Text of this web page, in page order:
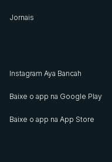
Jornais
Instagram Aya Bancah
Baixe o app na Google Play
Baixe o app na App Store